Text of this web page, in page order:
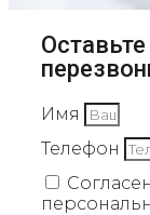
Имя
Телефон